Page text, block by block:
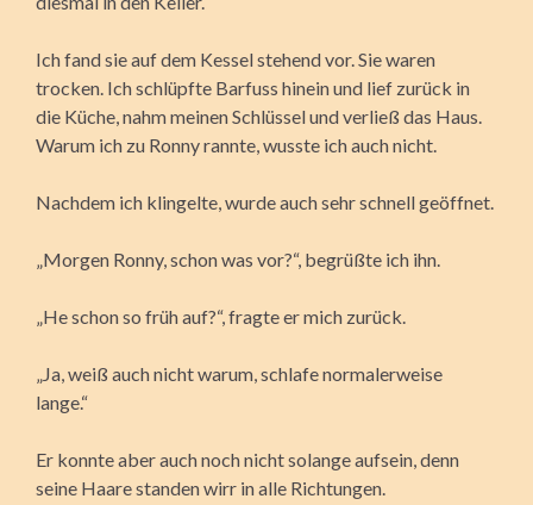
Ich fand sie auf dem Kessel stehend vor. Sie waren
trocken. Ich schlüpfte Barfuss hinein und lief zurück in
die Küche, nahm meinen Schlüssel und verließ das Haus.
Warum ich zu Ronny rannte, wusste ich auch nicht.
Nachdem ich klingelte, wurde auch sehr schnell geöffnet.
„Morgen Ronny, schon was vor?“, begrüßte ich ihn.
„He schon so früh auf?“, fragte er mich zurück.
„Ja, weiß auch nicht warum, schlafe normalerweise
lange.“
Er konnte aber auch noch nicht solange aufsein, denn
seine Haare standen wirr in alle Richtungen.